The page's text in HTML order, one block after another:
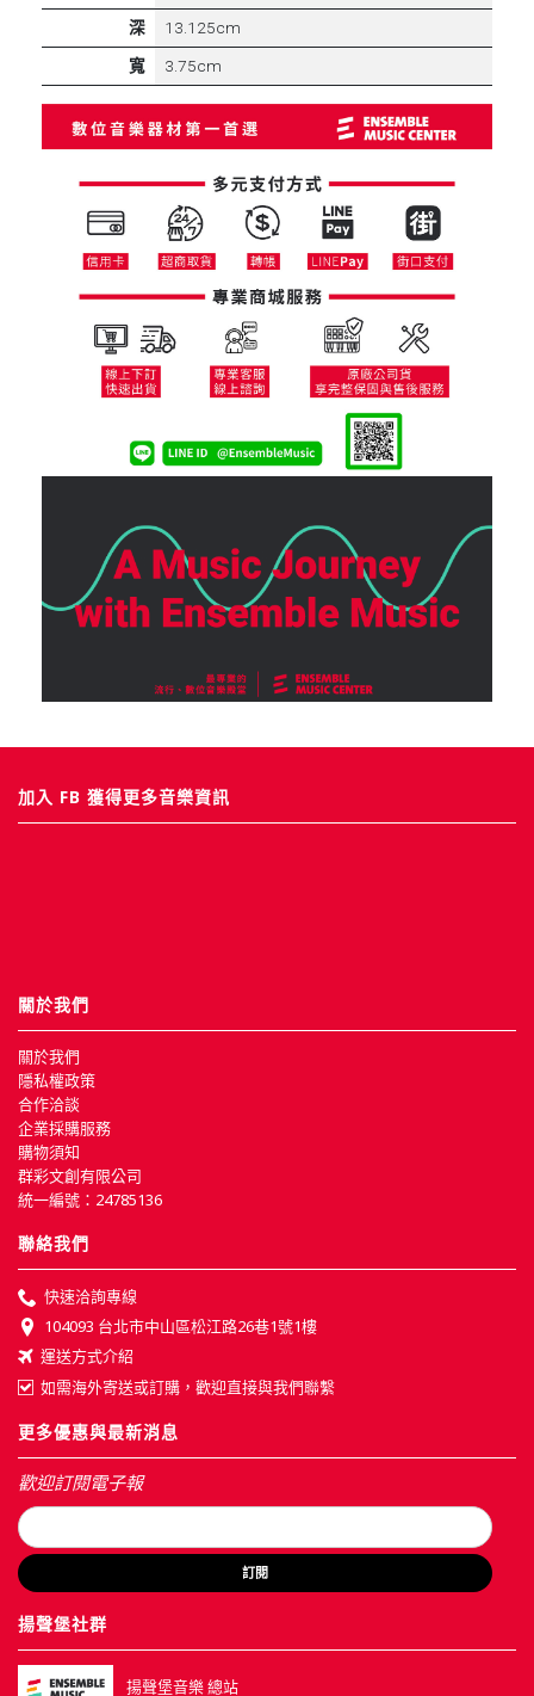
深
13.125cm
寬
3.75cm
加入 FB 獲得更多音樂資訊
關於我們
關於我們
隱私權政策
合作洽談
企業採購服務
購物須知
群彩文創有限公司
統一編號：24785136
聯絡我們
快速洽詢專線
104093 台北市中山區松江路26巷1號1樓
運送方式介紹
如需海外寄送或訂購，歡迎直接與我們聯繫
更多優惠與最新消息
歡迎訂閱電子報
訂閱
揚聲堡社群
揚聲堡音樂 總站